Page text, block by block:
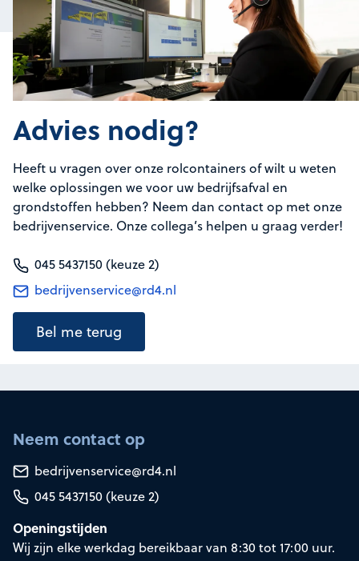
Advies nodig?
Heeft u vragen over onze rolcontainers of wilt u weten
welke oplossingen we voor uw bedrijfsafval en
grondstoffen hebben? Neem dan contact op met onze
bedrijvenservice. Onze collega’s helpen u graag verder!
045 5437150 (keuze 2)
bedrijvenservice@rd4.nl
Bel me terug
Neem contact op
bedrijvenservice@rd4.nl
045 5437150 (keuze 2)
Openingstijden
Wij zijn elke werkdag bereikbaar van 8:30 tot 17:00 uur.